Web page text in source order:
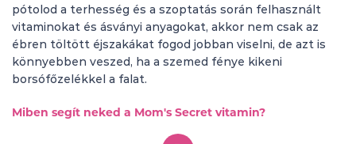
pótolod a terhesség és a szoptatás során felhasznált
vitaminokat és ásványi anyagokat, akkor nem csak az
ébren töltött éjszakákat fogod jobban viselni, de azt is
könnyebben veszed, ha a szemed fénye kikeni
borsófőzelékkel a falat.
Miben segít neked a Mom's Secret vitamin?